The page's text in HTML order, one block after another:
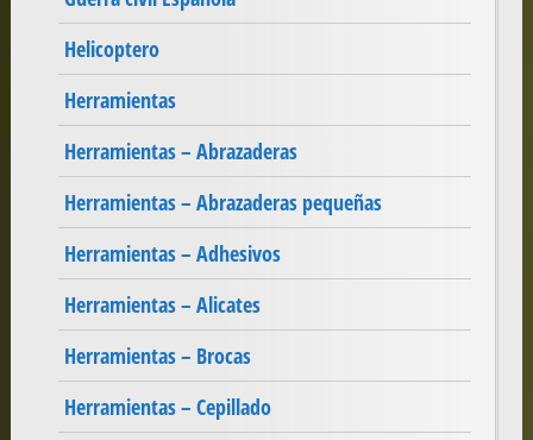
Helicoptero
Herramientas
Herramientas – Abrazaderas
Herramientas – Abrazaderas pequeñas
Herramientas – Adhesivos
Herramientas – Alicates
Herramientas – Brocas
Herramientas – Cepillado